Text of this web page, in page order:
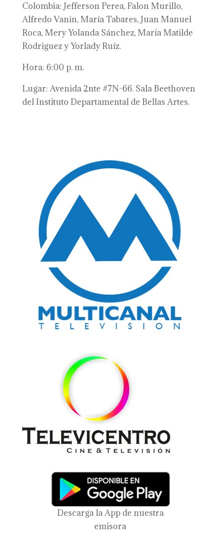
Colombia: Jefferson Perea, Falon Murillo,
Alfredo Vanin, María Tabares, Juan Manuel
Roca, Mery Yolanda Sánchez, María Matilde
Rodriguez y Yorlady Ruíz.
Hora: 6:00 p. m.
Lugar: Avenida 2nte #7N-66. Sala Beethoven
del Instituto Departamental de Bellas Artes.
Descarga la App de nuestra
emisora